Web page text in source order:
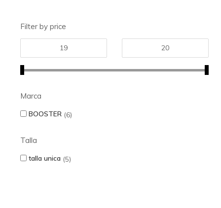
Filter by price
Marca
BOOSTER 6
Talla
talla unica 5